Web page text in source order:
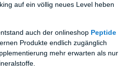
auf ein völlig neues Level heben
auch der onlineshop Peptide
Produkte endlich zugänglich
mehr erwarten als nur